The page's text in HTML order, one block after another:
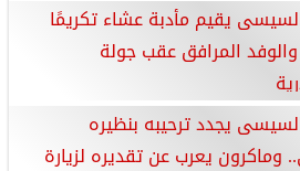
يقيم مأدبة عشاء تكريمًا
المرافق عقب جولة
يجدد ترحيبه بنظيره
وماكرون يعرب عن تقديره لزيارة